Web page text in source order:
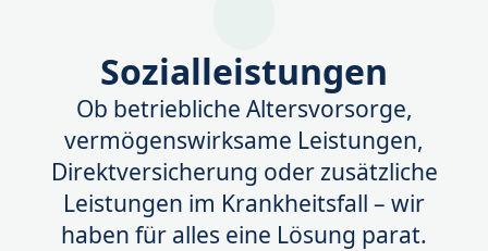
Sozialleistungen
Ob betriebliche Altersvorsorge,
vermögenswirksame Leistungen,
Direktversicherung oder zusätzliche
Leistungen im Krankheitsfall – wir
haben für alles eine Lösung parat.